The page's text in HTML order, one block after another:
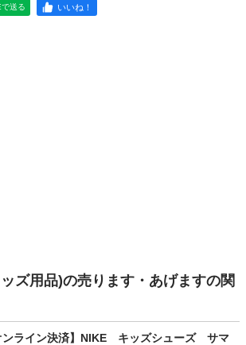
送る いいね！
ズ用品)の売ります・あげますの関
ンライン決済】NIKE キッズシューズ サマ